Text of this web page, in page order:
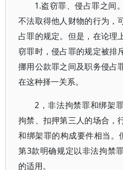
1.盗窃罪、侵占罪之间
不法取得他人财物的行为，
占罪的规定。但是，在论理
窃罪时，侵占罪的规定被排
挪用公款罪之间及职务侵占
在这种择一关系。
2，非法拘禁罪和绑架
拘禁、扣押第三人的场合，
和绑架罪的构成要件相当。
第3款明确规定以非法拘禁
的适用。